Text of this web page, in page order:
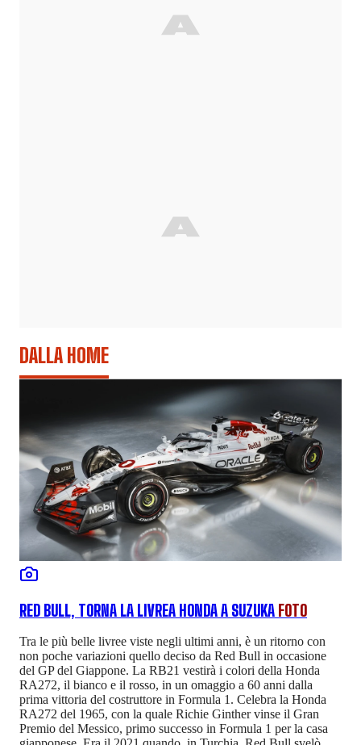
DALLA HOME
RED BULL, TORNA LA LIVREA HONDA A SUZUKA FOTO
Tra le più belle livree viste negli ultimi anni, è un ritorno con
non poche variazioni quello deciso da Red Bull in occasione
del GP del Giappone. La RB21 vestirà i colori della Honda
RA272, il bianco e il rosso, in un omaggio a 60 anni dalla
prima vittoria del costruttore in Formula 1. Celebra la Honda
RA272 del 1965, con la quale Richie Ginther vinse il Gran
Premio del Messico, primo successo in Formula 1 per la casa